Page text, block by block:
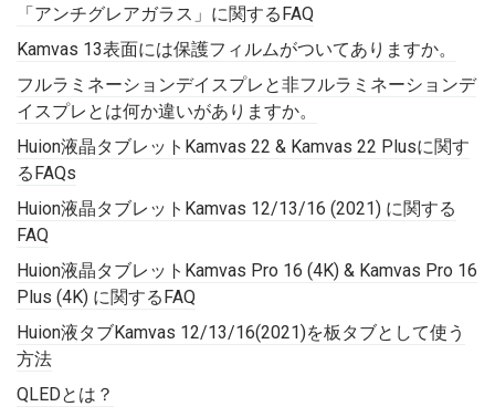
「アンチグレアガラス」に関するFAQ
Kamvas 13表面には保護フィルムがついてありますか。
フルラミネーションデイスプレと非フルラミネーションデ
イスプレとは何か違いがありますか。
Huion液晶タブレットKamvas 22 & Kamvas 22 Plusに関す
るFAQs
Huion液晶タブレットKamvas 12/13/16 (2021) に関する
FAQ
Huion液晶タブレットKamvas Pro 16 (4K) & Kamvas Pro 16
Plus (4K) に関するFAQ
Huion液タブKamvas 12/13/16(2021)を板タブとして使う
方法
QLEDとは？